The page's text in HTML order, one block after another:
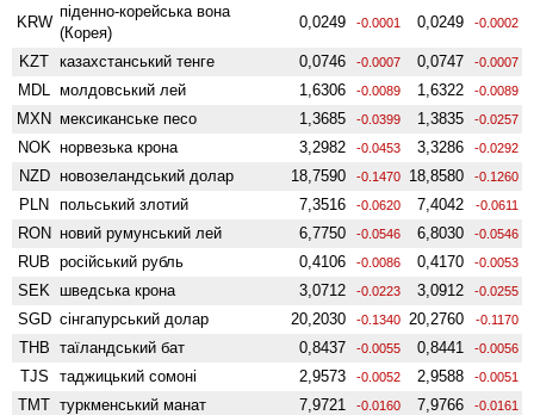
KRW
піденно-корейська вона
(Корея)
0,0249 -0.0001 0,0249 -0.0002
KZT казахстанський тенге 0,0746 -0.0007 0,0747 -0.0007
MDL молдовський лей 1,6306 -0.0089 1,6322 -0.0089
MXN мексиканське песо 1,3685 -0.0399 1,3835 -0.0257
NOK норвезька крона 3,2982 -0.0453 3,3286 -0.0292
NZD ново­зеландський долар 18,7590 -0.1470 18,8580 -0.1260
PLN польський злотий 7,3516 -0.0620 7,4042 -0.0611
RON новий румунський лей 6,7750 -0.0546 6,8030 -0.0546
RUB російський рубль 0,4106 -0.0086 0,4170 -0.0053
SEK шведська крона 3,0712 -0.0223 3,0912 -0.0255
SGD сінгапурський долар 20,2030 -0.1340 20,2760 -0.1170
THB таїландський бат 0,8437 -0.0055 0,8441 -0.0056
TJS таджицький сомоні 2,9573 -0.0052 2,9588 -0.0051
TMT туркменський манат 7,9721 -0.0160 7,9766 -0.0161